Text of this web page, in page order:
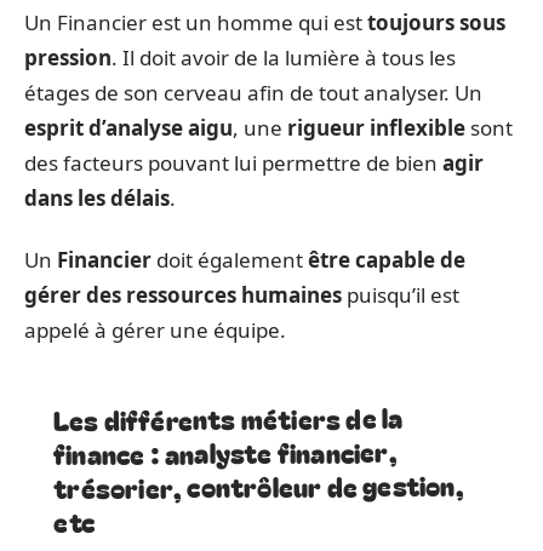
Un Financier est un homme qui esttoujours sous
pression. Il doit avoir de la lumière à tous les
étages de son cerveau afin de tout analyser. Un
esprit d’analyse aigu, une rigueur inflexible sont
des facteurs pouvant lui permettre de bien agir
dans les délais.
Un Financier doit égalementêtre capable de
gérer des ressources humaines puisqu’il est
appelé à gérer une équipe.
Les différents métiers de la
finance : analyste financier,
trésorier, contrôleur de gestion,
etc